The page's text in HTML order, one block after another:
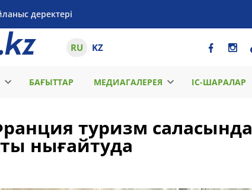
деректері
RU KZ
БАҒЫТТАР МЕДИАГАЛЕРЕЯ ІС-ШАРАЛАР
туризм саласында
нығайтуда